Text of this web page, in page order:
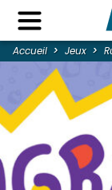
Accueil Jeux